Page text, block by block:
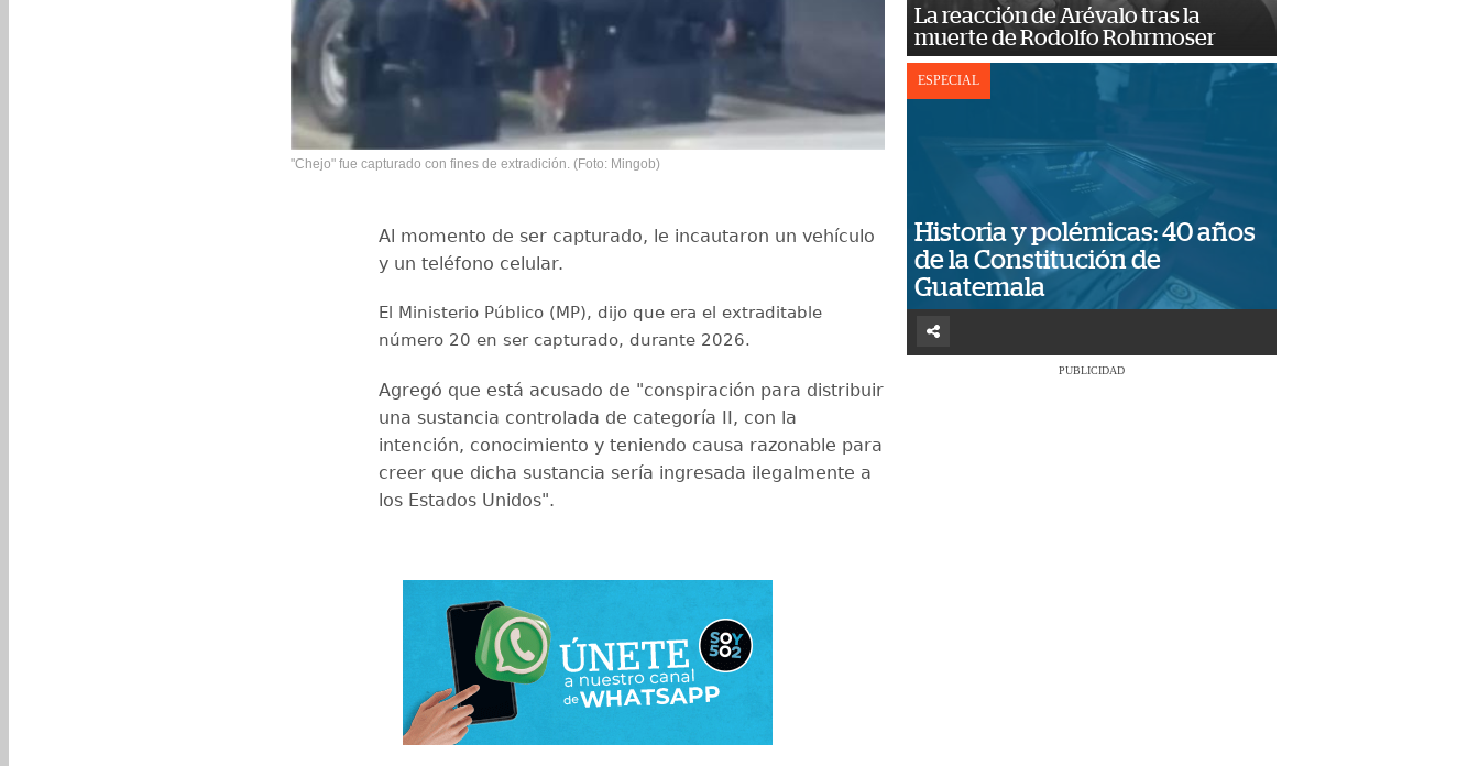
"Chejo" fue capturado con fines de extradición. (Foto: Mingob)
Al momento de ser capturado, le incautaron un vehículo
y un teléfono celular.
El Ministerio Público (MP), dijo que era el extraditable
número 20 en ser capturado, durante 2026.
Agregó que está acusado de "conspiración para distribuir
una sustancia controlada de categoría II, con la
intención, conocimiento y teniendo causa razonable para
creer que dicha sustancia sería ingresada ilegalmente a
los Estados Unidos".
La reacción de Arévalo tras la
muerte de Rodolfo Rohrmoser
ESPECIAL
Historia y polémicas: 40 años
de la Constitución de
Guatemala
PUBLICIDAD